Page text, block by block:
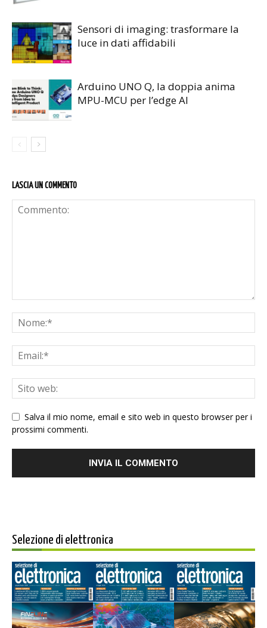
Sensori di imaging: trasformare la
luce in dati affidabili
Arduino UNO Q, la doppia anima
MPU-MCU per l’edge AI
LASCIA UN COMMENTO
Salva il mio nome, email e sito web in questo browser per i
prossimi commenti.
Selezione di elettronica